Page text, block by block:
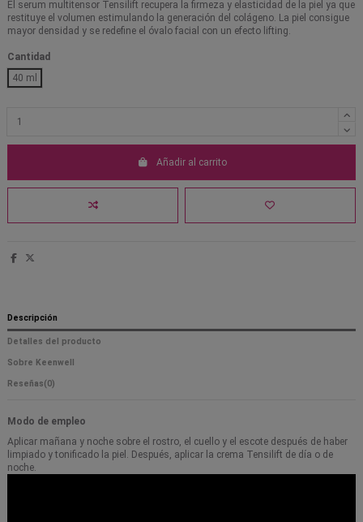
El serum multitensor Tensilift recupera la firmeza y elasticidad de la piel ya que
restituye el volumen estimulando la generación del colágeno. La piel consigue
mayor densidad y se redefine el óvalo facial con un efecto lifting.
Cantidad
40 ml
Añadir al carrito
Descripción
Detalles del producto
Sobre Keenwell
Reseñas(0)
Modo de empleo
Aplicar mañana y noche sobre el rostro, el cuello y el escote después de haber
limpiado y tonificado la piel. Después, aplicar la crema Tensilift de día o de
noche.